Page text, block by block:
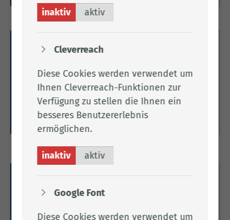
Fahrerlaubnis zur
Fahrgastbeförderung
Hier informieren wir Sie über Fahrerlaubnisse zur
Fahrgastbeförderung.
Weitere Informationen
verschiedenen Fahrerlaubnisklassen.
inaktiv aktiv
Cleverreach
Diese Cookies werden verwendet um
Ihnen Cleverreach-Funktionen zur
Verfügung zu stellen die Ihnen ein
besseres Benutzererlebnis
ermöglichen.
inaktiv aktiv
Google Font
Diese Cookies werden verwendet um